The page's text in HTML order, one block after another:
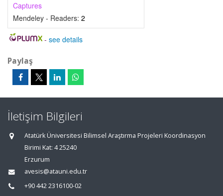
Captures
Mendeley - Readers: 2
- see details
Paylaş
İletişim Bilgileri
Atatürk Üniversitesi Bilimsel Araştırma Projeleri Koordinasyon
Birimi Kat: 4 25240
Erzurum
avesis@atauni.edu.tr
+90 442 2316100-02